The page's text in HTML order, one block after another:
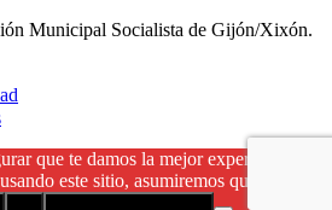
Municipal Socialista de Gijón/Xixón.
que te damos la mejor experiencia en
este sitio, asumiremos que estás de